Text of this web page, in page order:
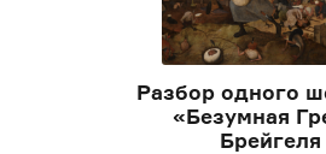
Разбор одного
«Безумная
Брейгеля